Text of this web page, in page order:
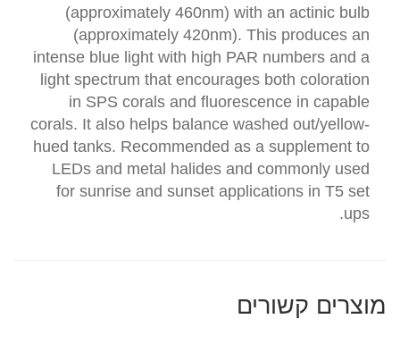
(approximately 460nm) with an actinic bulb
(approximately 420nm). This produces an
intense blue light with high PAR numbers and a
light spectrum that encourages both coloration
in SPS corals and fluorescence in capable
corals. It also helps balance washed out/yellow-
hued tanks. Recommended as a supplement to
LEDs and metal halides and commonly used
for sunrise and sunset applications in T5 set
ups.
מוצרים קשורים